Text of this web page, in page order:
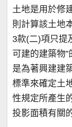
土地是用於修
則計算該土地
3款(二)項只提
可建的建築物
是為著興建建
標準來確定土
性規定所產生
投影面積有關